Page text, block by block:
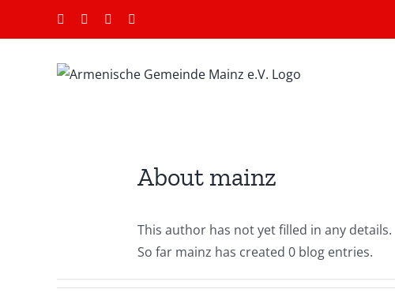
FacebookInstagramYouTube
About mainz
This author has not yet filled in any details.
So far mainz has created 0 blog entries.